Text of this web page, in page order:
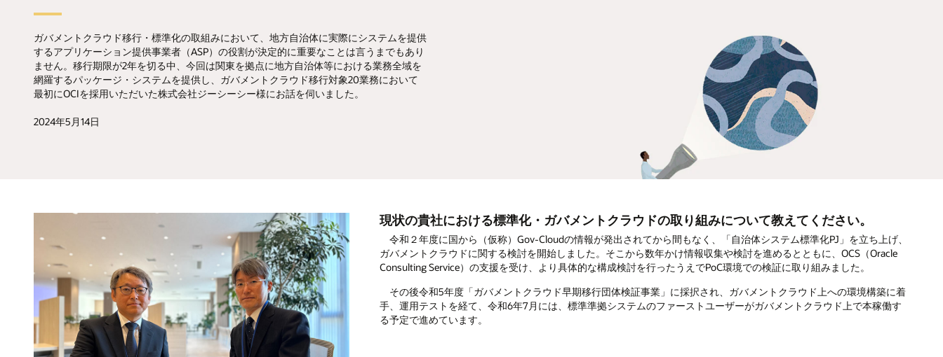
ガバメントクラウド移行・標準化の取組みにおいて、地方自治体に実際にシステムを提供
するアプリケーション提供事業者（ASP）の役割が決定的に重要なことは言うまでもあり
ません。移行期限が2年を切る中、今回は関東を拠点に地方自治体等における業務全域を
網羅するパッケージ・システムを提供し、ガバメントクラウド移行対象20業務において
最初にOCIを採用いただいた株式会社ジーシーシー様にお話を伺いました。
2024年5月14日
現状の貴社における標準化・ガバメントクラウドの取り組みについて教えてください。
令和２年度に国から（仮称）Gov-Cloudの情報が発出されてから間もなく、「自治体システム標準化PJ」を立ち上げ、
ガバメントクラウドに関する検討を開始しました。そこから数年かけ情報収集や検討を進めるとともに、OCS（Oracle
Consulting Service）の支援を受け、より具体的な構成検討を行ったうえでPoC環境での検証に取り組みました。
その後令和5年度「ガバメントクラウド早期移行団体検証事業」に採択され、ガバメントクラウド上への環境構築に着
手、運用テストを経て、令和6年7月には、標準準拠システムのファーストユーザーがガバメントクラウド上で本稼働す
る予定で進めています。